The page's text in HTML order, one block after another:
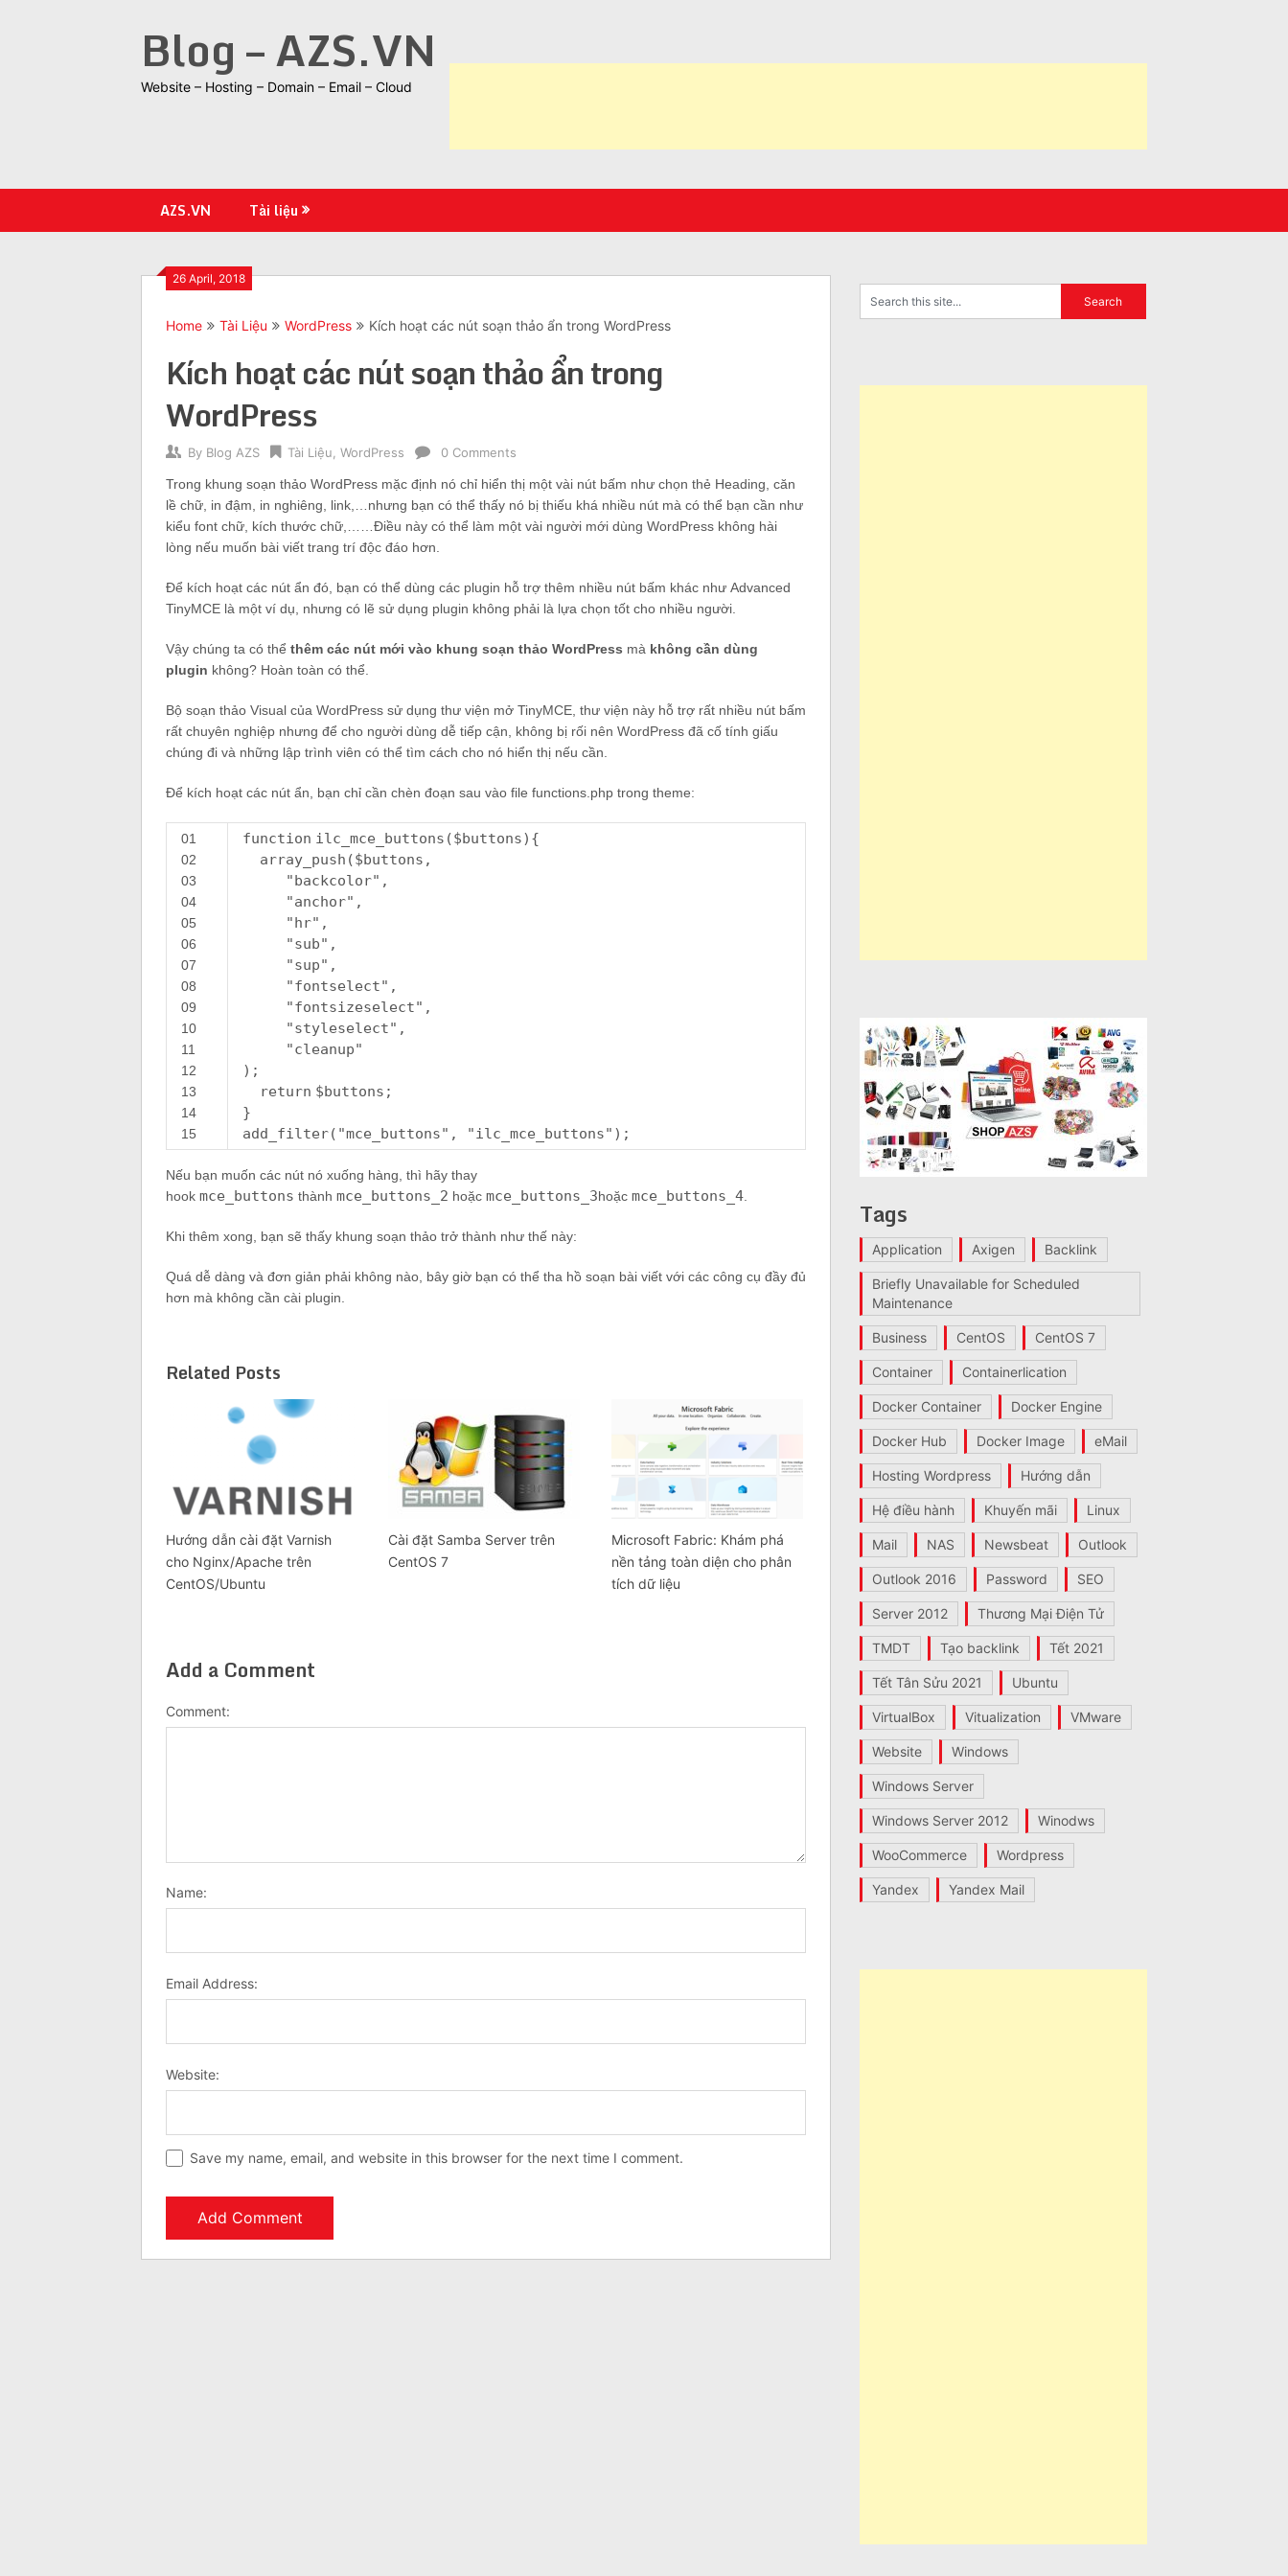
Blog – AZS.VN
Website – Hosting – Domain – Email – Cloud
AZS.VN Tài liệu
26 April, 2018
Home Tài Liệu WordPress Kích hoạt các nút soạn thảo ẩn trong WordPress
Kích hoạt các nút soạn thảo ẩn trong
WordPress
By Blog AZS Tài Liệu WordPress 0 Comments
Trong khung soạn thảo WordPress mặc định nó chỉ hiển thị một vài nút bấm như chọn thẻ Heading, căn
lề chữ, in đậm, in nghiêng, link,…nhưng bạn có thể thấy nó bị thiếu khá nhiều nút mà có thể bạn cần như
kiểu font chữ, kích thước chữ,……Điều này có thể làm một vài người mới dùng WordPress không hài
lòng nếu muốn bài viết trang trí độc đáo hơn.
Để kích hoạt các nút ẩn đó, bạn có thể dùng các plugin hỗ trợ thêm nhiều nút bấm khác như Advanced
TinyMCE là một ví dụ, nhưng có lẽ sử dụng plugin không phải là lựa chọn tốt cho nhiều người.
Vậy chúng ta có thể thêm các nút mới vào khung soạn thảo WordPress mà không cần dùng
plugin không? Hoàn toàn có thể.
Bộ soạn thảo Visual của WordPress sử dụng thư viện mở TinyMCE, thư viện này hỗ trợ rất nhiều nút bấm
rất chuyên nghiệp nhưng để cho người dùng dễ tiếp cận, không bị rối nên WordPress đã cố tính giấu
chúng đi và những lập trình viên có thể tìm cách cho nó hiển thị nếu cần.
Để kích hoạt các nút ẩn, bạn chỉ cần chèn đoạn sau vào file functions.php trong theme:
01
02
03
04
05
06
07
08
09
10
11
12
13
14
15
function ilc_mce_buttons($buttons){
array_push ($buttons ,
"backcolor" ,
"anchor" ,
"hr" ,
"sub" ,
"sup" ,
"fontselect" ,
"fontsizeselect" ,
"styleselect" ,
"cleanup"
);
return $buttons ;
}
add_filter( "mce_buttons" , "ilc_mce_buttons" );
Nếu bạn muốn các nút nó xuống hàng, thì hãy thay
hook mce_buttons thành mce_buttons_2 hoặc mce_buttons_3hoặc mce_buttons_4
Khi thêm xong, bạn sẽ thấy khung soạn thảo trở thành như thế này:
Quá dễ dàng và đơn giản phải không nào, bây giờ bạn có thể tha hồ soạn bài viết với các công cụ đầy đủ
hơn mà không cần cài plugin.
Related Posts
Hướng dẫn cài đặt Varnish
cho Nginx/Apache trên
CentOS/Ubuntu
Cài đặt Samba Server trên
CentOS 7
Microsoft Fabric: Khám phá
nền tảng toàn diện cho phân
tích dữ liệu
Add a Comment
Comment:
Name:
Email Address:
Website:
Save my name, email, and website in this browser for the next time I comment.
Tags
Application Axigen Backlink
Briefly Unavailable for Scheduled
Maintenance
Business CentOS CentOS 7
Container Containerlication
Docker Container Docker Engine
Docker Hub Docker Image eMail
Hosting Wordpress Hướng dẫn
Hệ điều hành Khuyến mãi Linux
Mail NAS Newsbeat Outlook
Outlook 2016 Password SEO
Server 2012 Thương Mại Điện Tử
TMDT Tạo backlink Tết 2021
Tết Tân Sửu 2021 Ubuntu
VirtualBox Vitualization VMware
Website Windows
Windows Server
Windows Server 2012 Winodws
WooCommerce Wordpress
Yandex Yandex Mail